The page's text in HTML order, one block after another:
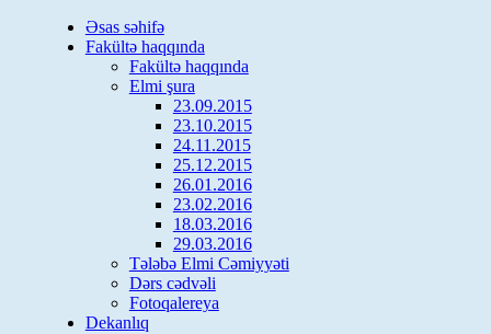
Əsas səhifə
Fakültə haqqında
Fakültə haqqında
Elmi şura
23.09.2015
23.10.2015
24.11.2015
25.12.2015
26.01.2016
23.02.2016
18.03.2016
29.03.2016
Tələbə Elmi Cəmiyyəti
Dərs cədvəli
Fotoqalereya
Dekanlıq